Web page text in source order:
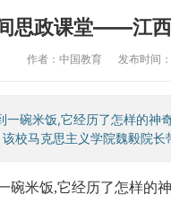
思政课堂——江西
作者：中国教育 发布时间
一碗米饭,它经历了怎样的神
校马克思主义学院魏毅院长
碗米饭,它经历了怎样的